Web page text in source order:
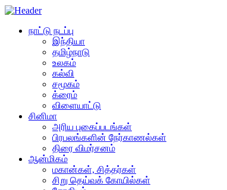
நாட்டு நடப்பு
இந்தியா
தமிழ்நாடு
உலகம்
கல்வி
சமூகம்
க்ரைம்
விளையாட்டு
சினிமா
அரிய புகைப்படங்கள்
பிரபலங்களின் நேர்காணல்கள்
திரை விமர்சனம்
ஆன்மிகம்
மகான்கள், சித்தர்கள்
சிறு தெய்வக் கோயில்கள்